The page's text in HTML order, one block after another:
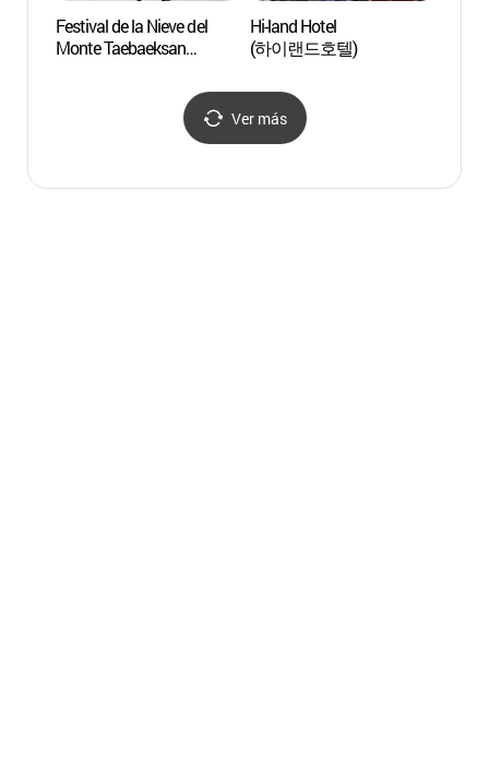
Festival de la Nieve del
Monte Taebaeksan
Hi-land Hotel
(하이랜드호텔)
Ver más